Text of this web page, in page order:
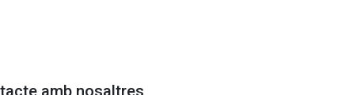
amb nosaltres